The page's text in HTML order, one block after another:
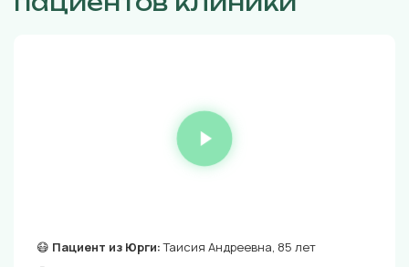
😷 Пациент из Юрги:Таисия Андреевна, 85 лет